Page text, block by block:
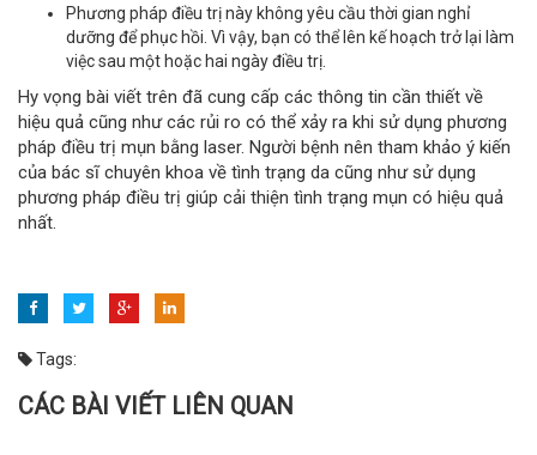
Phương pháp điều trị này không yêu cầu thời gian nghỉ
dưỡng để phục hồi. Vì vậy, bạn có thể lên kế hoạch trở lại làm
việc sau một hoặc hai ngày điều trị.
Hy vọng bài viết trên đã cung cấp các thông tin cần thiết về
hiệu quả cũng như các rủi ro có thể xảy ra khi sử dụng phương
pháp điều trị mụn bằng laser. Người bệnh nên tham khảo ý kiến
của bác sĩ chuyên khoa về tình trạng da cũng như sử dụng
phương pháp điều trị giúp cải thiện tình trạng mụn có hiệu quả
nhất.
Tags:
CÁC BÀI VIẾT LIÊN QUAN